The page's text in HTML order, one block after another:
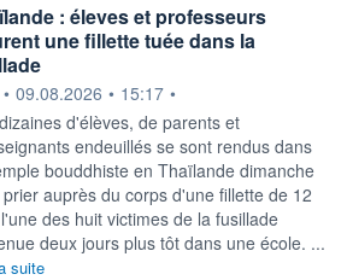
: éleves et professeurs
une fillette tuée dans la
fournie par
• 09.08.2026 • 15:17 •
d'élèves, de parents et
endeuillés se sont rendus dans
bouddhiste en Thaïlande dimanche
auprès du corps d'une fillette de 12
des huit victimes de la fusillade
deux jours plus tôt dans une école. ...
suite